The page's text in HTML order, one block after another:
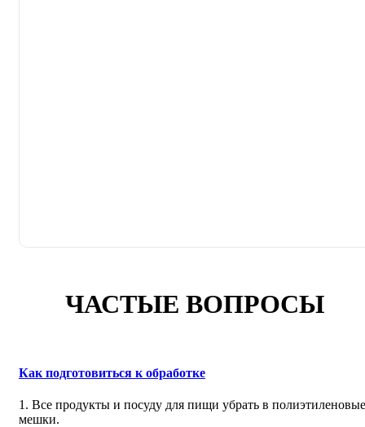
ЧАСТЫЕ ВОПРОСЫ
Как подготовиться к обработке
1. Все продукты и посуду для пищи убрать в полиэтиленовые
мешки.